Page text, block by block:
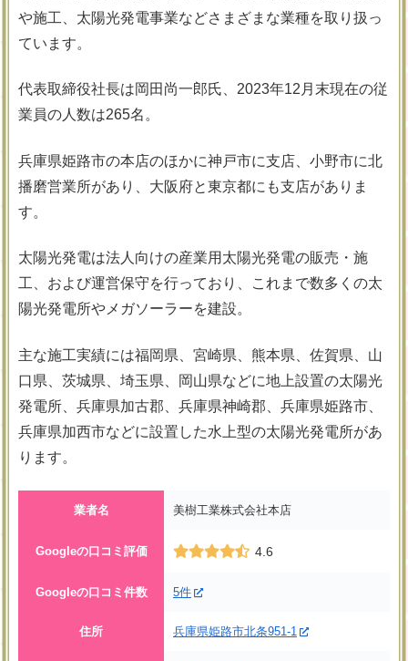
や施工、太陽光発電事業などさまざまな業種を取り扱っ
ています。
代表取締役社長は岡田尚一郎氏、2023年12月末現在の従
業員の人数は265名。
兵庫県姫路市の本店のほかに神戸市に支店、小野市に北
播磨営業所があり、大阪府と東京都にも支店がありま
す。
太陽光発電は法人向けの産業用太陽光発電の販売・施
工、および運営保守を行っており、これまで数多くの太
陽光発電所やメガソーラーを建設。
主な施工実績には福岡県、宮崎県、熊本県、佐賀県、山
口県、茨城県、埼玉県、岡山県などに地上設置の太陽光
発電所、兵庫県加古郡、兵庫県神崎郡、兵庫県姫路市、
兵庫県加西市などに設置した水上型の太陽光発電所があ
ります。
業者名 美樹工業株式会社本店
Googleの口コミ評価 4.6
Googleの口コミ件数 5件
住所 兵庫県姫路市北条951-1